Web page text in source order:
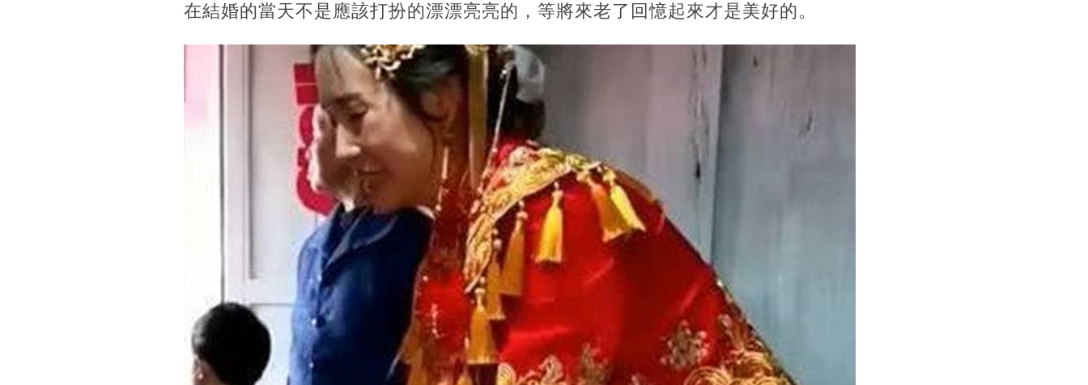
在結婚的當天不是應該打扮的漂漂亮亮的，等將來老了回憶起來才是美好的。